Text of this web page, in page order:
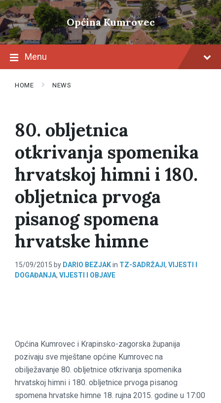
Skip
to
content
Skip
to
main
navigation
Skip
to
footer
Općina Kumrovec
Menu
HOME NEWS
80. obljetnica
otkrivanja spomenika
hrvatskoj himni i 180.
obljetnica prvoga
pisanog spomena
hrvatske himne
15/09/2015 by DARIO BEZJAKin TZ-SADRŽAJI , VIJESTI I
DOGAĐANJA, VIJESTI I OBJAVE
Općina Kumrovec i Krapinsko-zagorska županija
pozivaju sve mještane općine Kumrovec na
obilježavanje 80. obljetnice otkrivanja spomenika
hrvatskoj himni i 180. obljetnice prvoga pisanog
spomena hrvatske himne 18. rujna 2015. godine u 17:00